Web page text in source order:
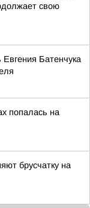
свою
Батенчука
попалась на
брусчатку на